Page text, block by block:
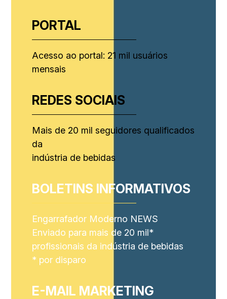
PORTAL
Acesso ao portal: 21 mil usuários
mensais
REDES SOCIAIS
Mais de 20 mil seguidores qualificados
da
indústria de bebidas
BOLETINS INFORMATIVOS
Engarrafador Moderno NEWS
Enviado para mais de 20 mil*
profissionais da indústria de bebidas
* por disparo
E-MAIL MARKETING